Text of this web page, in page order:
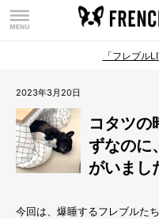
「フレブル
2023年3月20日
コタツの
ずなのに
がいまし
今回は、爆睡するフレブルた